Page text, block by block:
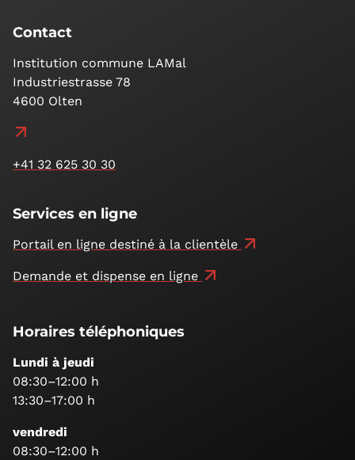
Contact
Institution commune LAMal
Industriestrasse 78
4600 Olten
+41 32 625 30 30
Services en ligne
Portail en ligne destiné à la clientèle
Demande et dispense en ligne
Horaires téléphoniques
Lundi à jeudi
08:30–12:00 h
13:30–17:00 h
vendredi
08:30–12:00 h